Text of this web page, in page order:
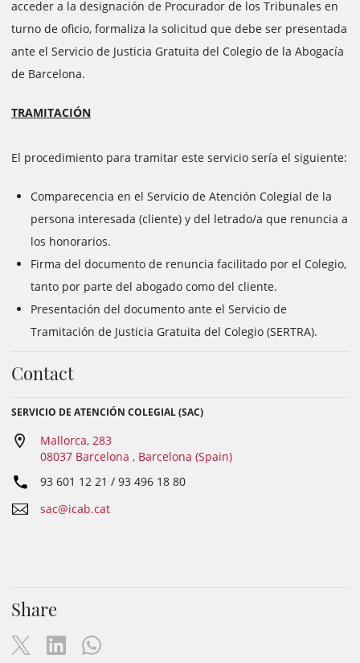
acceder a la designación de Procurador de los Tribunales en
turno de oficio, formaliza la solicitud que debe ser presentada
ante el Servicio de Justicia Gratuita del Colegio de la Abogacía
de Barcelona.
TRAMITACIÓN
El procedimiento para tramitar este servicio sería el siguiente:
Comparecencia en el Servicio de Atención Colegial de la
persona interesada (cliente) y del letrado/a que renuncia a
los honorarios.
Firma del documento de renuncia facilitado por el Colegio,
tanto por parte del abogado como del cliente.
Presentación del documento ante el Servicio de
Tramitación de Justicia Gratuita del Colegio (SERTRA).
Contact
SERVICIO DE ATENCIÓN COLEGIAL (SAC)
Mallorca, 283
08037 Barcelona , Barcelona (Spain)
93 601 12 21 / 93 496 18 80
sac@icab.cat
Share